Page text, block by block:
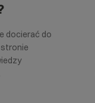
docierać do